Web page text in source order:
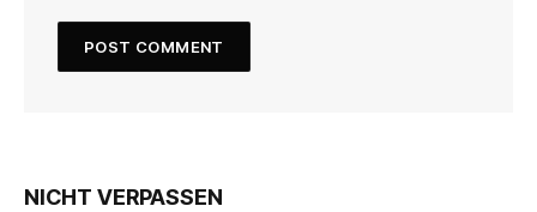
NICHT VERPASSEN